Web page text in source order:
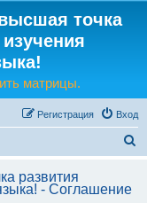
точка
матрицы.
Вход
Регистрация
развития
- Соглашение